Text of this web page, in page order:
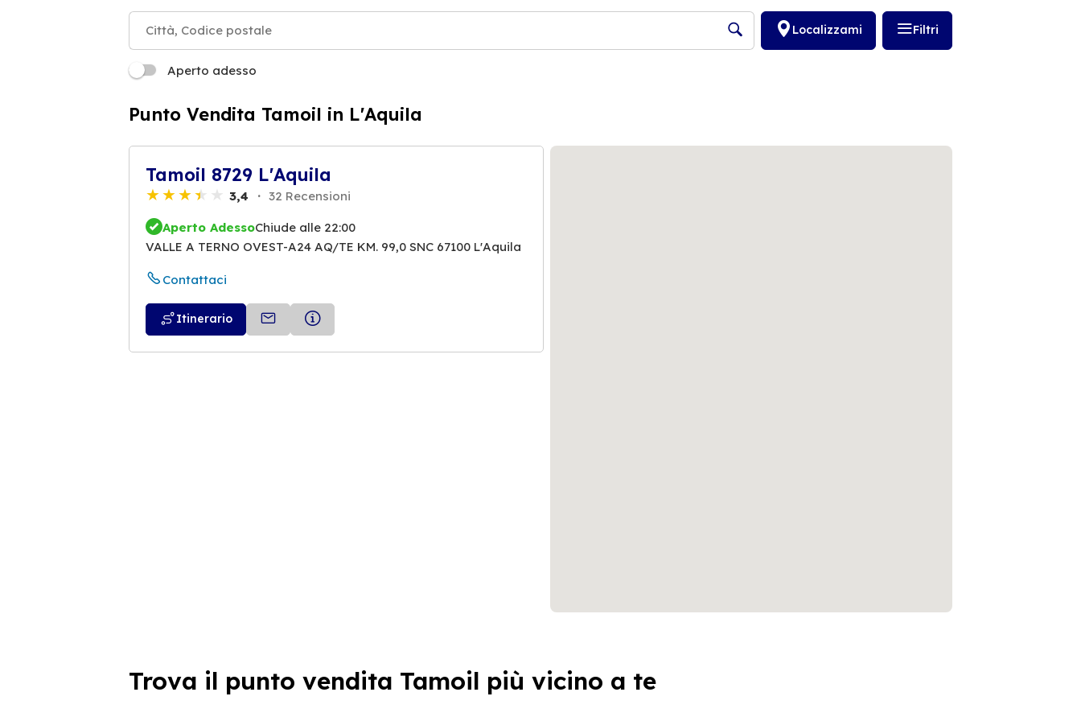
Localizzami Filtri
Aperto adesso
Punto Vendita Tamoil in L'Aquila
Tamoil 8729 L'Aquila
3,4 32 Recensioni
Aperto AdessoChiude alle 22:00
VALLE A TERNO OVEST-A24 AQ/TE KM. 99,0 SNC 67100 L'Aquila
Contattaci
Itinerario
Trova il punto vendita Tamoil più vicino a te